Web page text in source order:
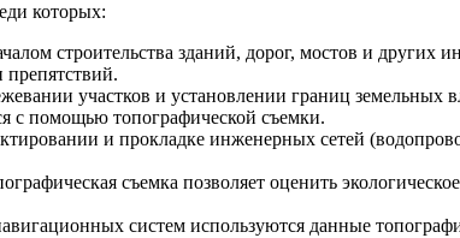
которых:
строительства зданий, дорог, мостов и других
препятствий.
участков и установлении границ земельных
с помощью топографической съемки.
и прокладке инженерных сетей
съемка позволяет оценить
систем используются данные